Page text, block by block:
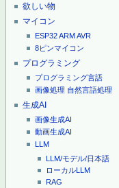
欲しい物
マイコン
ESP32ARMAVR
8ピンマイコン
プログラミング
プログラミング言語
画像処理 自然言語処理
生成AI
画像生成AI
動画生成AI
LLM
LLM/モデル/日本語
ローカルLLM
RAG